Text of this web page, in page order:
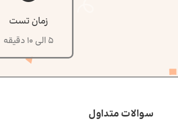
زمان تست
5 الی 10 دقیقه
سوالات متداول